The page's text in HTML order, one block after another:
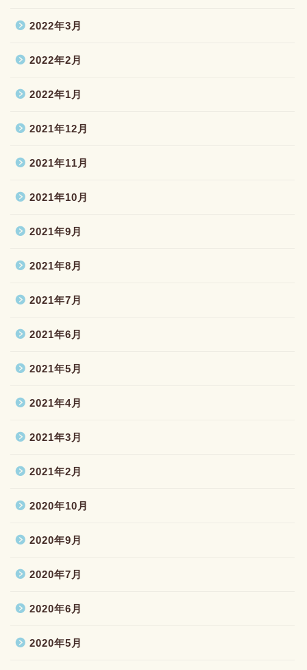
2022年3月
2022年2月
2022年1月
2021年12月
2021年11月
2021年10月
2021年9月
2021年8月
2021年7月
2021年6月
2021年5月
2021年4月
2021年3月
2021年2月
2020年10月
2020年9月
2020年7月
2020年6月
2020年5月